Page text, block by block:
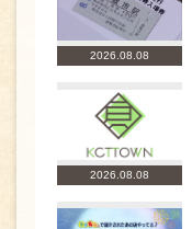
2026.08.08
2026.08.08